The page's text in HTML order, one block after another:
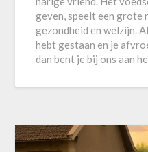
geven, speelt een grote
gezondheid en welzijn.
hebt gestaan ​​en je
dan bent je bij ons aan